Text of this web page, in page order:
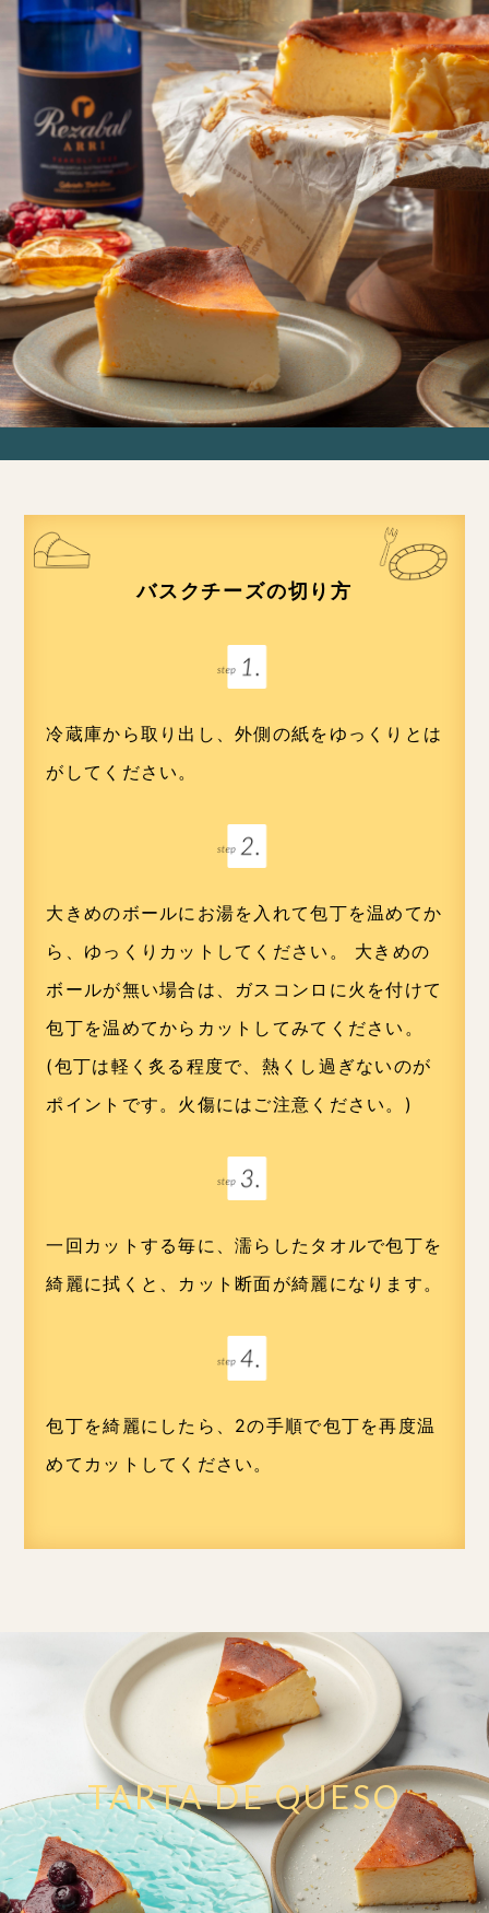
バスクチーズの切り方
冷蔵庫から取り出し、外側の紙をゆっくりとは
がしてください。
大きめのボールにお湯を入れて包丁を温めてか
ら、ゆっくりカットしてください。 大きめの
ボールが無い場合は、ガスコンロに火を付けて
包丁を温めてからカットしてみてください。
(包丁は軽く炙る程度で、熱くし過ぎないのが
ポイントです。火傷にはご注意ください。)
一回カットする毎に、濡らしたタオルで包丁を
綺麗に拭くと、カット断面が綺麗になります。
包丁を綺麗にしたら、2の手順で包丁を再度温
めてカットしてください。
TARTA DE QUESO